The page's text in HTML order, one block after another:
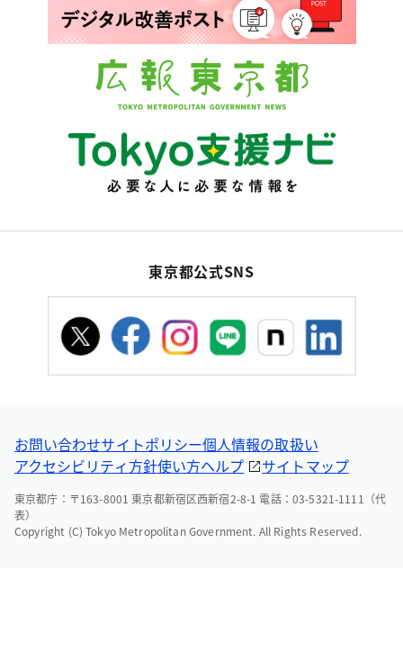
東京都公式SNS
お問い合わせサイトポリシー個人情報の取扱い
アクセシビリティ方針使い方ヘルプ サイトマップ
東京都庁：〒163-8001 東京都新宿区西新宿2-8-1 電話：03-5321-1111（代
表）
Copyright (C) Tokyo Metropolitan Government. All Rights Reserved.